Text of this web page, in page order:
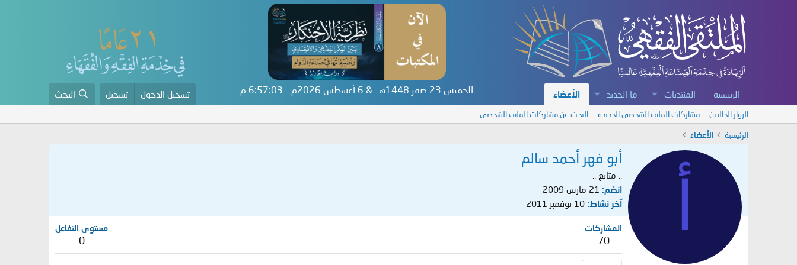
الرئيسية المنتديات ما الجديد الأعضاء الخميس 23 صفر 1448هـ & 6 أغسطس 2026م 6:57:03 م تسجيل الدخول تسجيل البحث
الزوار الحاليين مشاركات الملف الشخصي الجديدة البحث عن مشاركات الملف الشخصي
الرئيسية الأعضاء
أبو فهر أحمد سالم
:: متابع ::
انضم
21 مارس 2009
آخر نشاط 10 نوفمبر 2011
المشاركات
70
مستوى التفاعل
0